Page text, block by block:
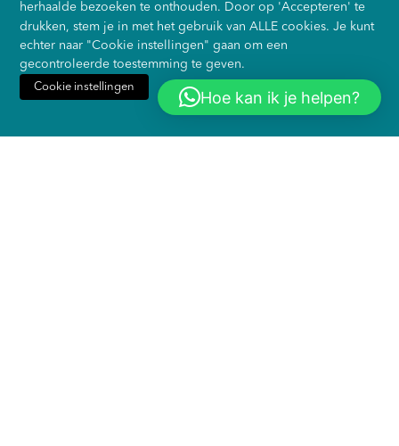
herhaalde bezoeken te onthouden. Door op 'Accepteren' te
drukken, stem je in met het gebruik van ALLE cookies. Je kunt
echter naar "Cookie instellingen" gaan om een
gecontroleerde toestemming te geven.
Cookie instellingen
Weiger alles
Accepteren
Hoe kan ik je helpen?